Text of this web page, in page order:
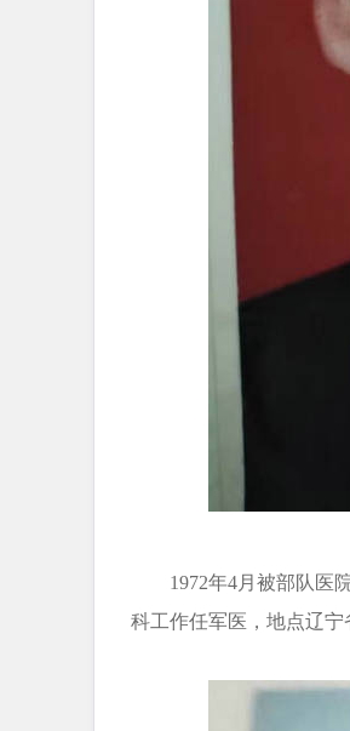
1972年4月被部队医院
科工作任军医，地点辽宁